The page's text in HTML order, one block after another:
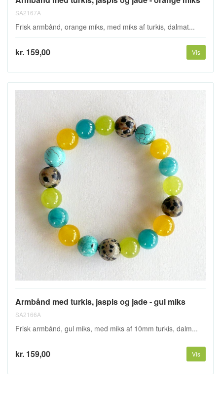
SA2167A
Frisk armbånd, orange miks, med miks af turkis, dalmat...
kr. 159,00 Vis
Armbånd med turkis, jaspis og jade - gul miks
SA2166A
Frisk armbånd, gul miks, med miks af 10mm turkis, dalm...
kr. 159,00 Vis